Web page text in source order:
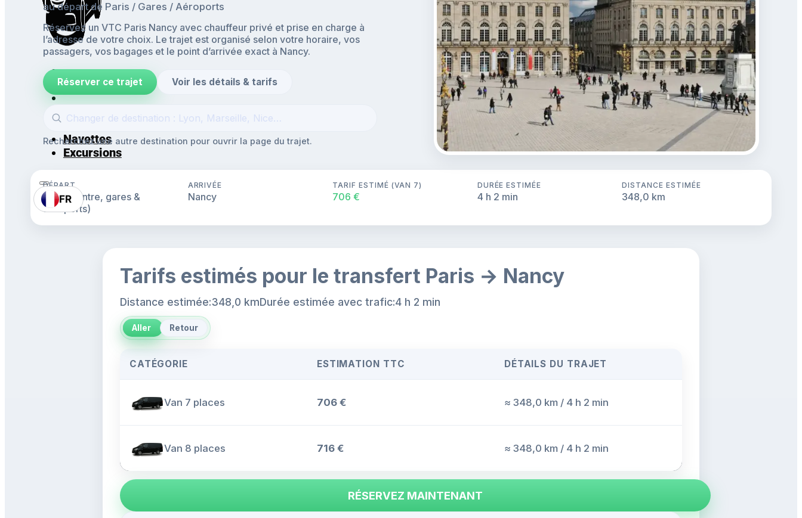
Accueil
Aéroports & Gares
Mise à disposition
Navettes
Excursions
FR
au départ de Paris / Gares / Aéroports
Réservez un VTC Paris Nancy avec chauffeur privé et prise en charge à
l’adresse de votre choix. Le trajet est organisé selon votre horaire, vos
passagers, vos bagages et le point d’arrivée exact à Nancy.
Réserver ce trajet Voir les détails & tarifs
Recherchez une autre destination pour ouvrir la page du trajet.
DÉPART
Paris (centre, gares &
aéroports)
ARRIVÉE
Nancy
TARIF ESTIMÉ (VAN 7)
706 €
DURÉE ESTIMÉE
4 h 2 min
DISTANCE ESTIMÉE
348,0 km
Tarifs estimés pour le transfert Paris → Nancy
Distance estimée:348,0 kmDurée estimée avec trafic:4 h 2 min
Aller Retour
CATÉGORIE ESTIMATION TTC DÉTAILS DU TRAJET
Van 7 places 706 € ≈ 348,0 km / 4 h 2 min
Van 8 places 716 € ≈ 348,0 km / 4 h 2 min
RÉSERVEZ MAINTENANT